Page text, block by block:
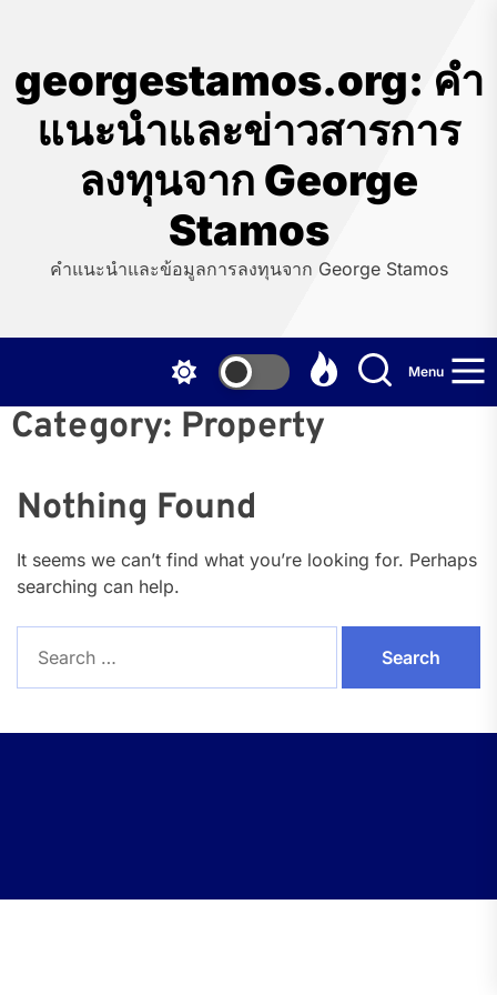
content
georgestamos.org: คำ
แนะนำและข่าวสารการ
ลงทุนจาก George
Stamos
คำแนะนำและข้อมูลการลงทุนจาก George Stamos
Menu
Category: Property
Nothing Found
It seems we can’t find what you’re looking for. Perhaps
searching can help.
for: